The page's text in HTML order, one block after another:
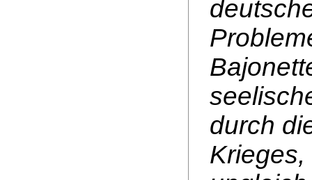
durch